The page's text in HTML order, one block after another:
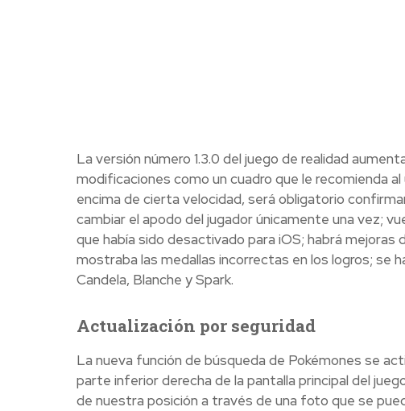
La versión número 1.3.0 del juego de realidad
modificaciones como un cuadro que le recomienda
encima de cierta velocidad, será obligatorio
cambiar el apodo del jugador únicamente una vez;
que había sido desactivado para iOS; habrá mejoras
mostraba las medallas incorrectas en los logros; se
Candela, Blanche y Spark.
Actualización por seguridad
La nueva función de búsqueda de Pokémones se
parte inferior derecha de la pantalla principal del
de nuestra posición a través de una foto que se